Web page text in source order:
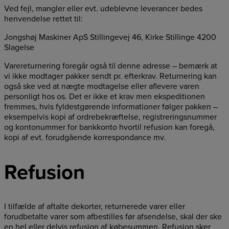
Ved fejl, mangler eller evt. udeblevne leverancer bedes
henvendelse rettet til:
Jongshøj Maskiner ApS Stillingevej 46, Kirke Stillinge 4200
Slagelse
Varereturnering foregår også til denne adresse – bemærk at
vi ikke modtager pakker sendt pr. efterkrav. Returnering kan
også ske ved at nægte modtagelse eller aflevere varen
personligt hos os. Det er ikke et krav men ekspeditionen
fremmes, hvis fyldestgørende informationer følger pakken –
eksempelvis kopi af ordrebekræftelse, registreringsnummer
og kontonummer for bankkonto hvortil refusion kan foregå,
kopi af evt. forudgående korrespondance mv.
Refusion
I tilfælde af aftalte dekorter, returnerede varer eller
forudbetalte varer som afbestilles før afsendelse, skal der ske
en hel eller delvis refusion af købesummen. Refusion sker